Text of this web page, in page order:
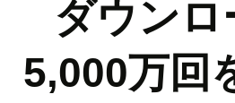
ダウンロ
5,000万回